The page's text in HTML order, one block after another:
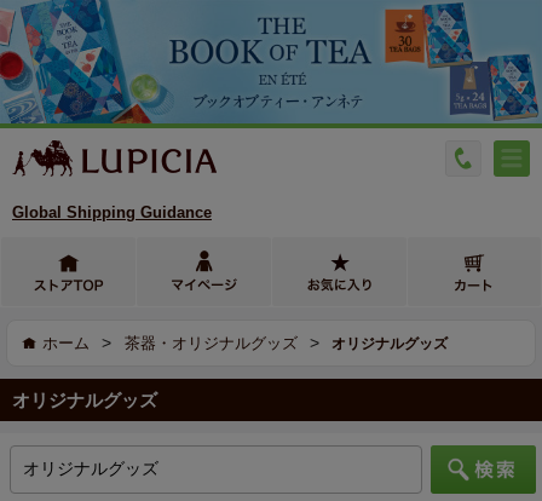
Global Shipping Guidance
ホーム > 茶器・オリジナルグッズ > オリジナルグッズ
オリジナルグッズ